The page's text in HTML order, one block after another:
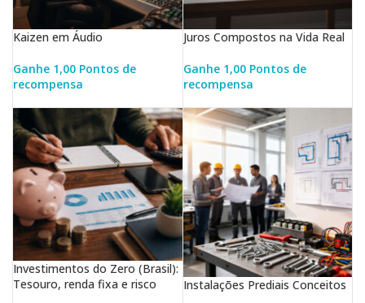
Kaizen em Áudio
Ganhe 1,00 Pontos de
recompensa
Juros Compostos na Vida Real
Ganhe 1,00 Pontos de
recompensa
Investimentos do Zero (Brasil):
Tesouro, renda fixa e risco
Instalações Prediais Conceitos